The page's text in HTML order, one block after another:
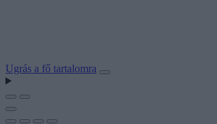
Ugrás a fő tartalomra